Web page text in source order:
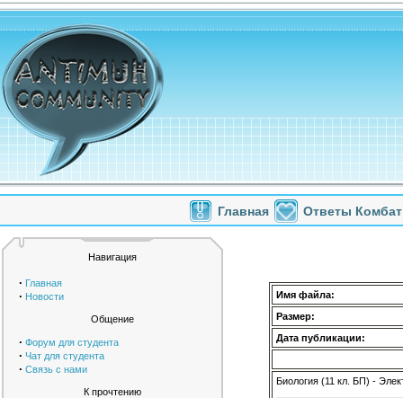
Главная Ответы Комбат
Навигация
· Главная
· Новости
Общение
· Форум для студента
· Чат для студента
· Связь с нами
К прочтению
Имя файла:
Размер:
Дата публикации:
Биология (11 кл. БП) -